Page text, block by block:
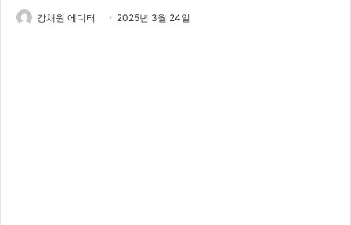
강채원 에디터 2025년 3월 24일